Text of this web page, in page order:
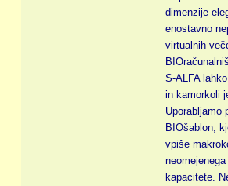
dimenzije
enostavno
virtualnih
S-ALFA
in kamorkoli
Uporabljamo
BIOšablon,
vpiše
kapacitete.